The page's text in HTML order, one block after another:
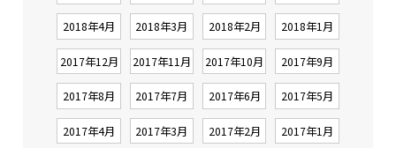
2018年4月 2018年3月 2018年2月 2018年1月
2017年12月 2017年11月 2017年10月 2017年9月
2017年8月 2017年7月 2017年6月 2017年5月
2017年4月 2017年3月 2017年2月 2017年1月